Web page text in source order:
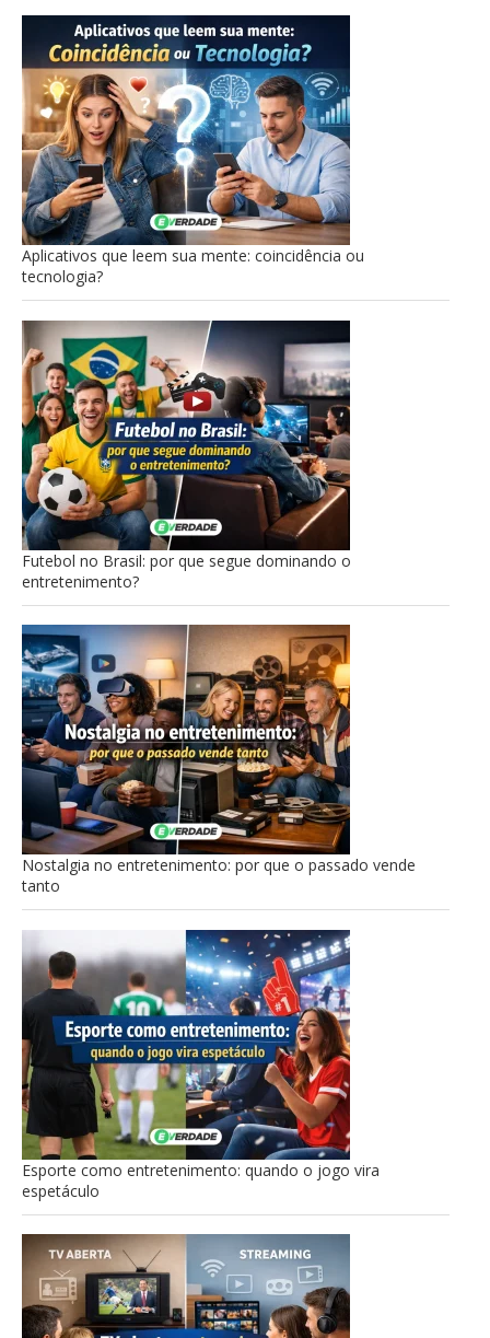
Aplicativos que leem sua mente: coincidência ou
tecnologia?
Futebol no Brasil: por que segue dominando o
entretenimento?
Nostalgia no entretenimento: por que o passado vende
tanto
Esporte como entretenimento: quando o jogo vira
espetáculo